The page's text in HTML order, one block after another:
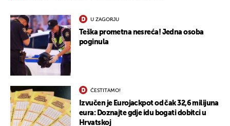
U ZAGORJU
Teška prometna nesreća! Jedna osoba
poginula
ČESTITAMO!
Izvučen je Eurojackpot od čak 32,6 milijuna
eura: Doznajte gdje idu bogati dobitci u
Hrvatskoj